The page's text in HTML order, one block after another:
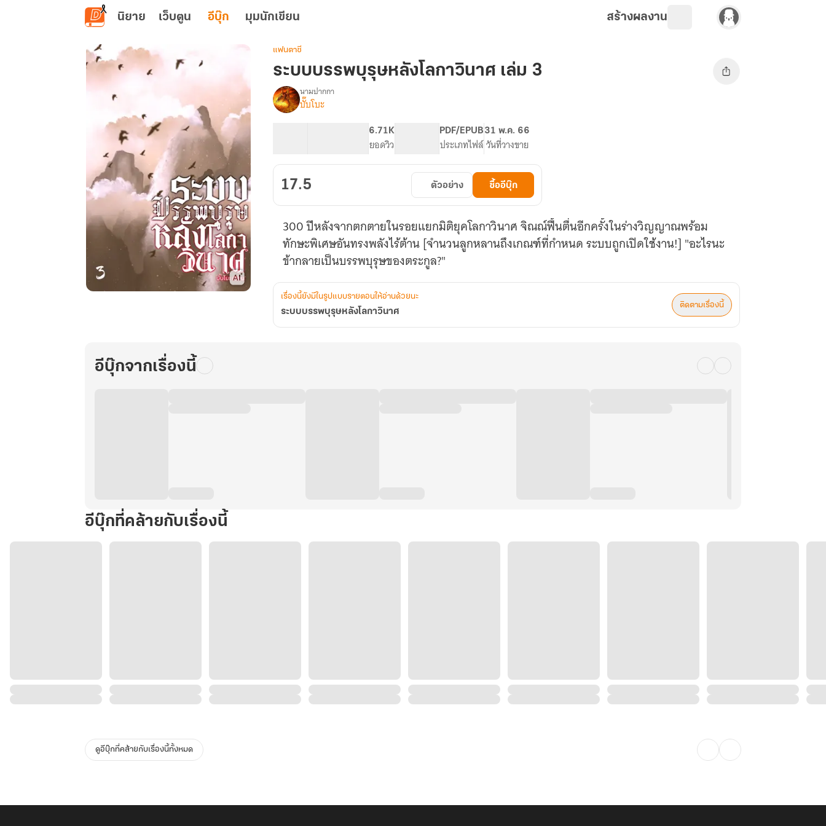
ข้ามไปยังเนื้อหาหลัก
นิยาย เว็บตูน อีบุ๊ก มุมนักเขียน สร้างผลงาน
เล่ม
แฟนตาซี
ระบบบรรพบุรุษหลังโลกาวินาศ เล่ม 3
เรื่อง
ระบบ
บรรพบุรุษ
โลกาวินาศ
นามปากกา
บั๊บโบะ
6.71K
ยอดวิว
PDF/EPUB
ประเภทไฟล์
31 พ.ค. 66
วันที่วางขาย
17.5 ตัวอย่าง ซื้ออีบุ๊ก
300 ปีหลังจากตกตายในรอยแยกมิติยุคโลกาวินาศ จิณณ์ฟื้นตื่นอีกครั้งในร่างวิญญาณพร้อม
ทักษะพิเศษอันทรงพลังไร้ต้าน [จำนวนลูกหลานถึงเกณฑ์ที่กำหนด ระบบถูกเปิดใช้งาน!] "อะไรนะ
ข้ากลายเป็นบรรพบุรุษของตระกูล?"
เรื่องนี้ยังมีในรูปแบบรายตอนให้อ่านด้วยนะ
ระบบบรรพบุรุษหลังโลกาวินาศ
ติดตามเรื่องนี้
อีบุ๊กจากเรื่องนี้
อีบุ๊กที่คล้ายกับเรื่องนี้
ดูอีบุ๊กที่คล้ายกับเรื่องนี้ทั้งหมด